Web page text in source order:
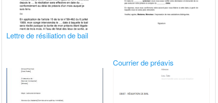
Lettre de résiliation de bail
Courrier de préavis